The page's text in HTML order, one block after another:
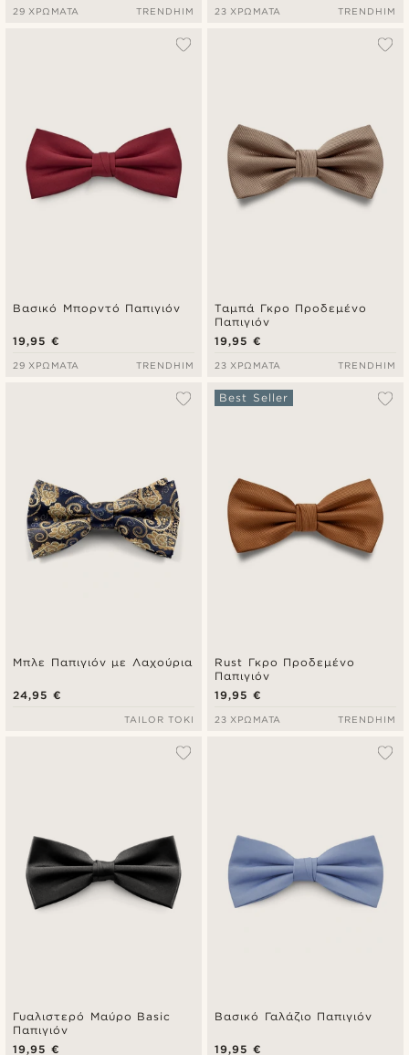
29 ΧΡΏΜΑΤΑ TRENDHIM 23 ΧΡΏΜΑΤΑ TRENDHIM
Βασικό Μπορντό Παπιγιόν
19,95 €
29 ΧΡΏΜΑΤΑ TRENDHIM
Ταμπά Γκρο Προδεμένο
Παπιγιόν
19,95 €
23 ΧΡΏΜΑΤΑ TRENDHIM
Μπλε Παπιγιόν με Λαχούρια
24,95 €
TAILOR TOKI
Rust Γκρο Προδεμένο
Παπιγιόν
Best Seller
19,95 €
23 ΧΡΏΜΑΤΑ TRENDHIM
Γυαλιστερό Μαύρο Basic
Παπιγιόν
19,95 €
Βασικό Γαλάζιο Παπιγιόν
19,95 €